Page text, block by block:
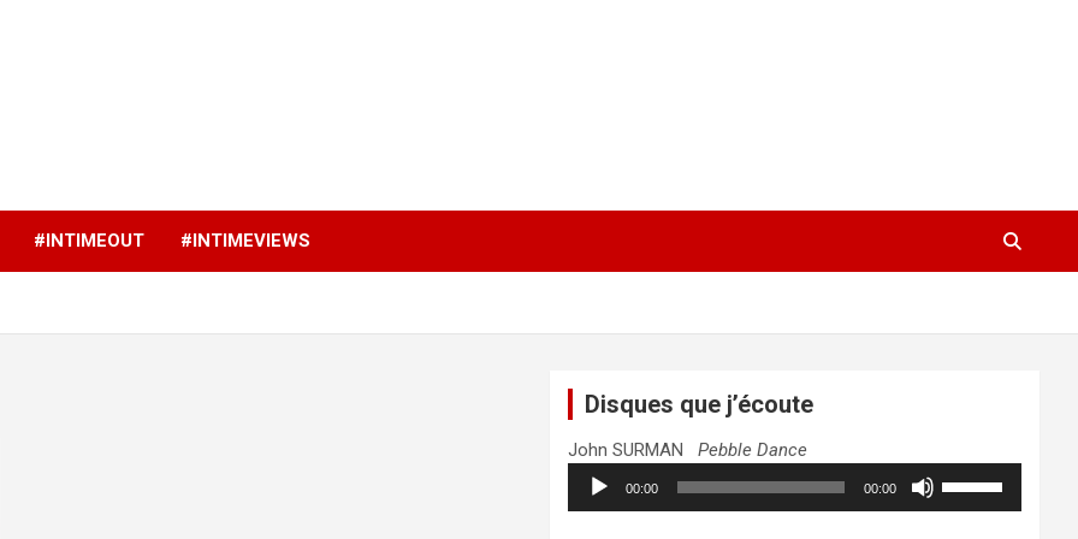
#INTIMEOUT #INTIMEVIEWS
Disques que j’écoute
John SURMANPebble Dance
Lecteur
audio
00:00 00:00